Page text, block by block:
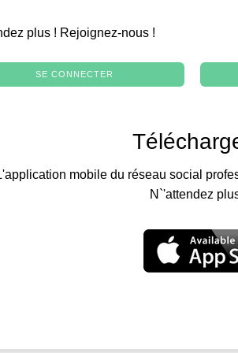
plus ! Rejoignez-nous !
SE CONNECTER
mobile du réseau social
N`'attendez